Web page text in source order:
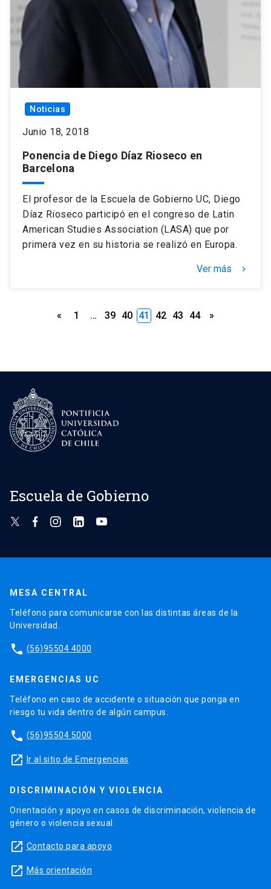
Noticias
Junio 18, 2018
Ponencia de Diego Díaz Rioseco en
Barcelona
El profesor de la Escuela de Gobierno UC, Diego
Díaz Rioseco participó en el congreso de Latin
American Studies Association (LASA) que por
primera vez en su historia se realizó en Europa.
Ver más keyboard_arrow_right
Paginación
« 1 … 39 40 41 42 43 44 »
Escuela de Gobierno
MESA CENTRAL
Teléfono para comunicarse con las distintas áreas de la
Universidad.
phone (56)95504 4000
EMERGENCIAS UC
Teléfono en caso de accidente o situación que ponga en
riesgo tu vida dentro de algún campus.
phone (56)95504 5000
launch Ir al sitio de Emergencias
DISCRIMINACIÓN Y VIOLENCIA
Orientación y apoyo en casos de discriminación, violencia de
género o violencia sexual.
launch Contacto para apoyo
launch Más orientación